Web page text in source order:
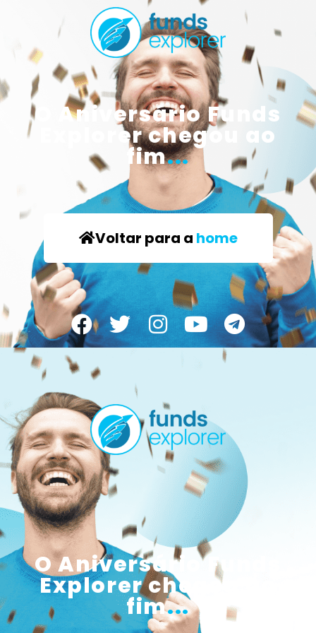
O Aniversário Funds
Explorer chegou ao
fim...
Voltar para a home
O Aniversário Funds
Explorer chegou ao
fim...